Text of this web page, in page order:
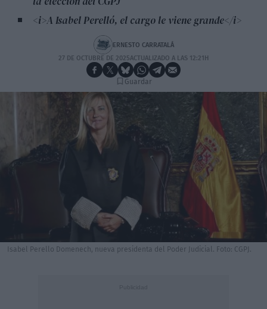
<i>A Isabel Perelló, el cargo le viene grande</i>
ERNESTO CARRATALÁ
27 DE OCTUBRE DE 2025ACTUALIZADO A LAS 12:21H
Guardar
Isabel Perello Domenech, nueva presidenta del Poder Judicial. Foto: CGPJ.